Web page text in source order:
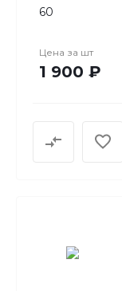
60
Цена за шт
1 900 ₽